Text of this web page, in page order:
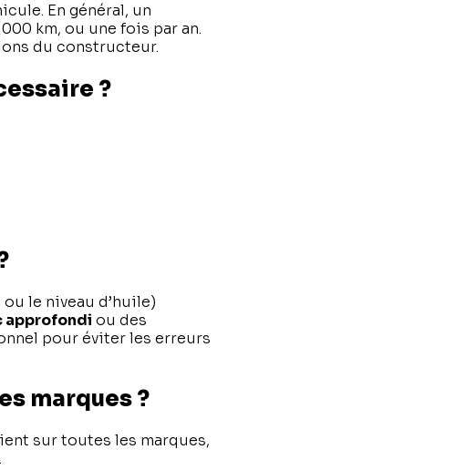
En général, un
km, ou une fois par an.
du constructeur.
?
le niveau d’huile)
approfondi ou des
pour éviter les erreurs
marques ?
sur toutes les marques,